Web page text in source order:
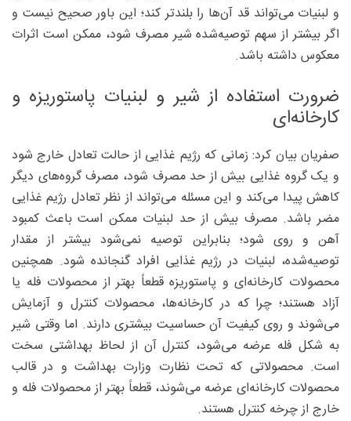
و لبنیات می‌تواند قد آن‌ها را بلندتر کند؛ این باور صحیح نیست و
اگر بیشتر از سهم توصیه‌شده شیر مصرف شود، ممکن است اثرات
معکوس داشته باشد.
ضرورت استفاده از شیر و لبنیات پاستوریزه و
کارخانه‌ای
صفریان بیان کرد: زمانی که رژیم غذایی از حالت تعادل خارج شود
و یک گروه غذایی بیش از حد مصرف شود، مصرف گروه‌های دیگر
کاهش پیدا می‌کند و این مسئله می‌تواند از نظر تعادل رژیم غذایی
مضر باشد. مصرف بیش از حد لبنیات ممکن است باعث کمبود
آهن و روی شود؛ بنابراین توصیه نمی‌شود بیشتر از مقدار
توصیه‌شده، لبنیات در رژیم غذایی افراد گنجانده شود. همچنین
محصولات کارخانه‌ای و پاستوریزه قطعاً بهتر از محصولات فله یا
آزاد هستند؛ چرا که در کارخانه‌ها، محصولات کنترل و آزمایش
می‌شوند و روی کیفیت آن حساسیت بیشتری دارند. اما وقتی شیر
به شکل فله عرضه می‌شود، کنترل آن از لحاظ بهداشتی سخت
است. محصولاتی که تحت نظارت وزارت بهداشت و در قالب
محصولات کارخانه‌ای عرضه می‌شوند، قطعاً بهتر از محصولات فله و
خارج از چرخه کنترل هستند.